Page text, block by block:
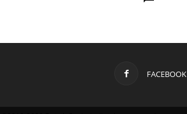
FACEBOOK